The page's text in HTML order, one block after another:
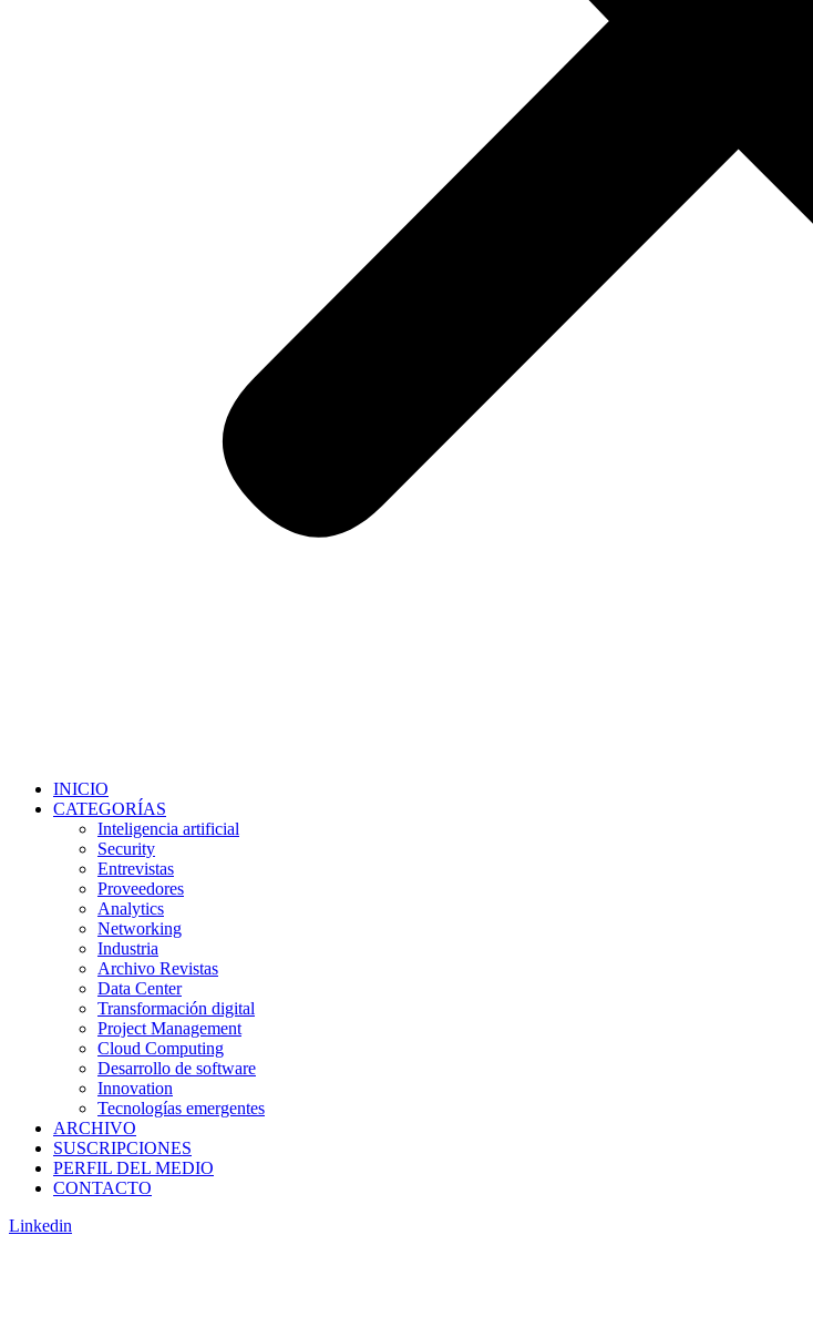
INICIO
CATEGORÍAS
Inteligencia artificial
Security
Entrevistas
Proveedores
Analytics
Networking
Industria
Archivo Revistas
Data Center
Transformación digital
Project Management
Cloud Computing
Desarrollo de software
Innovation
Tecnologías emergentes
ARCHIVO
SUSCRIPCIONES
PERFIL DEL MEDIO
CONTACTO
Linkedin